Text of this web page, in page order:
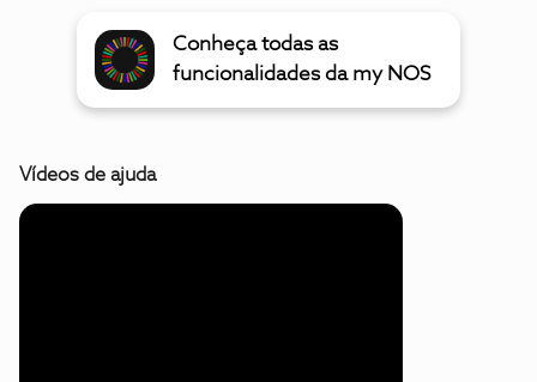
Conheça todas as
funcionalidades da my NOS
Vídeos de ajuda